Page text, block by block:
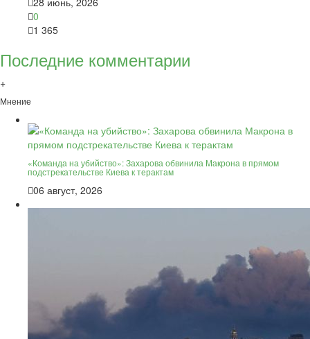
0
1 365
Последние комментарии
+
Мнение
«Команда на убийство»: Захарова обвинила Макрона в прямом
подстрекательстве Киева к терактам
06 август, 2026